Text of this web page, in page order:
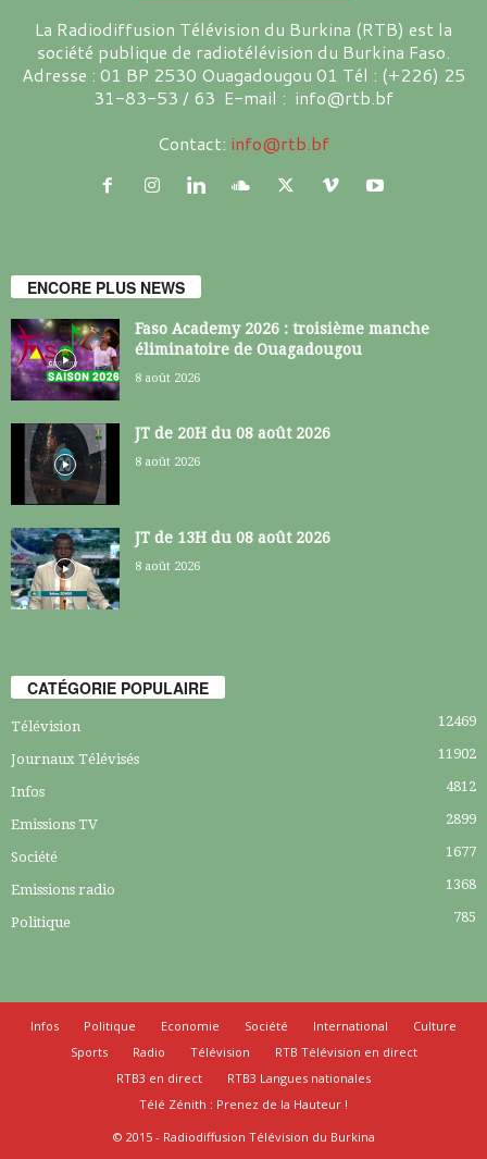
La Radiodiffusion Télévision du Burkina (RTB) est la
société publique de radiotélévision du Burkina Faso.
Adresse : 01 BP 2530 Ouagadougou 01 Tél : (+226) 25
31-83-53 / 63 E-mail : info@rtb.bf
Contact: info@rtb.bf
ENCORE PLUS NEWS
Faso Academy 2026 : troisième manche
éliminatoire de Ouagadougou
8 août 2026
JT de 20H du 08 août 2026
8 août 2026
JT de 13H du 08 août 2026
8 août 2026
CATÉGORIE POPULAIRE
Télévision 12469
Journaux Télévisés 11902
Infos 4812
Emissions TV 2899
Société 1677
Emissions radio 1368
Politique 785
Infos Politique Economie Société International
Culture
Sports
Radio Télévision
RTB Télévision en direct
RTB3 en direct
RTB3 Langues nationales
Télé Zénith : Prenez de la Hauteur !
© 2015 - Radiodiffusion Télévision du Burkina